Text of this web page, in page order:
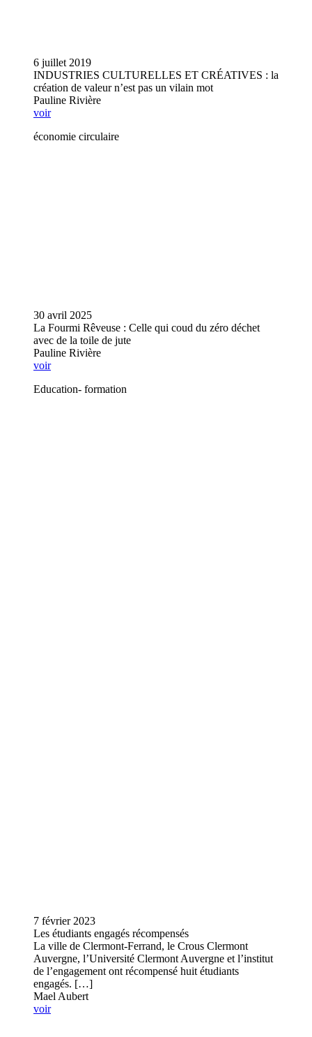
6 juillet 2019
INDUSTRIES CULTURELLES ET CRÉATIVES : la
création de valeur n’est pas un vilain mot
Pauline Rivière
voir
économie circulaire
30 avril 2025
La Fourmi Rêveuse : Celle qui coud du zéro déchet
avec de la toile de jute
Pauline Rivière
voir
Education- formation
7 février 2023
Les étudiants engagés récompensés
La ville de Clermont-Ferrand, le Crous Clermont
Auvergne, l’Université Clermont Auvergne et l’institut
de l’engagement ont récompensé huit étudiants
engagés. […]
Mael Aubert
voir